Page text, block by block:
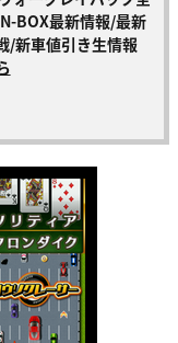
BOX最新情報/最新
/新車値引き生情報